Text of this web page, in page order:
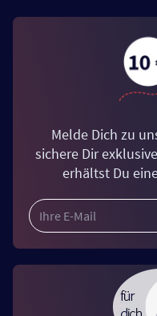
Melde Dich zu
sichere Dir
erhältst Du